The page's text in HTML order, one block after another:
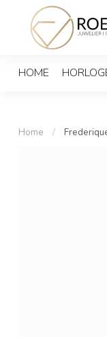
HOME
Home /